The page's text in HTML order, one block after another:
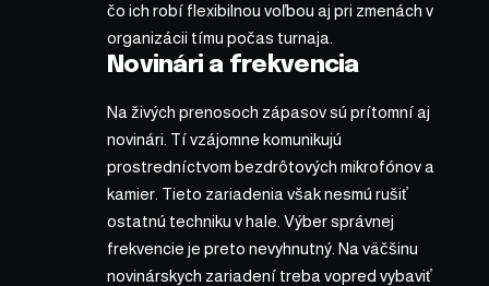
čo ich robí flexibilnou voľbou aj pri zmenách v
organizácii tímu počas turnaja.
Novinári a frekvencia
Na živých prenosoch zápasov sú prítomní aj
novinári. Tí vzájomne komunikujú
prostredníctvom bezdrôtových mikrofónov a
kamier. Tieto zariadenia však nesmú rušiť
ostatnú techniku v hale. Výber správnej
frekvencie je preto nevyhnutný. Na väčšinu
novinárskych zariadení treba vopred vybaviť